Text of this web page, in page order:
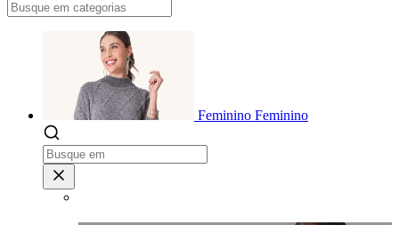
Feminino Feminino